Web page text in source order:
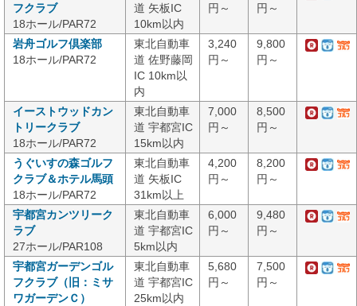
フクラブ
18ホール/PAR72
道 矢板IC
10km以内
円～
円～
岩舟ゴルフ倶楽部
18ホール/PAR72
東北自動車
道 佐野藤岡
IC 10km以
内
3,240
円～
9,800
円～
イーストウッドカン
トリークラブ
18ホール/PAR72
東北自動車
道 宇都宮IC
15km以内
7,000
円～
8,500
円～
うぐいすの森ゴルフ
クラブ＆ホテル馬頭
18ホール/PAR72
東北自動車
道 矢板IC
31km以上
4,200
円～
8,200
円～
宇都宮カンツリーク
ラブ
27ホール/PAR108
東北自動車
道 宇都宮IC
5km以内
6,000
円～
9,480
円～
宇都宮ガーデンゴル
フクラブ（旧：ミサ
ワガーデンＣ）
東北自動車
道 宇都宮IC
25km以内
5,680
円～
7,500
円～